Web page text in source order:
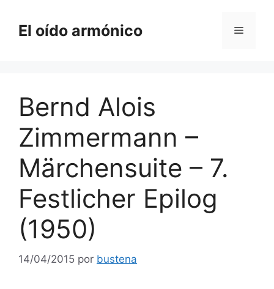
contenido
El oído armónico Menú
Bernd Alois
Zimmermann –
Märchensuite – 7.
Festlicher Epilog
(1950)
14/04/2015 por bustena